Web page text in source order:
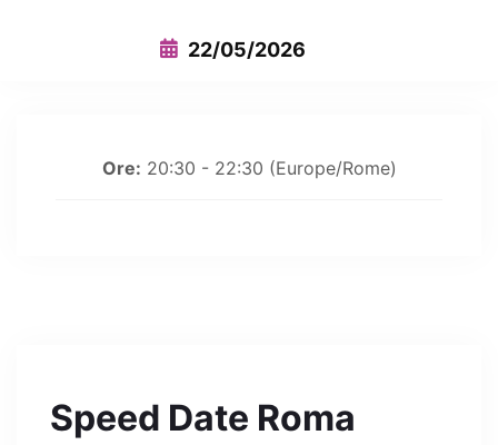
22/05/2026
Speed Date Roma
Ore: 20:30 - 22:30 (Europe/Rome)